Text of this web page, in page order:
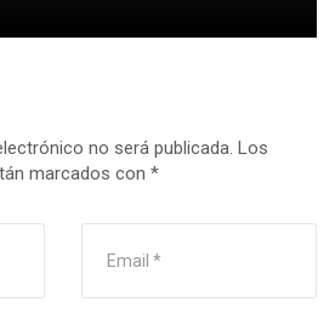
no será publicada. Los
marcados con *